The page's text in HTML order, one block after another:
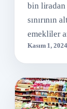
bin
sınırının
emekliler
Kasım 1, 2024